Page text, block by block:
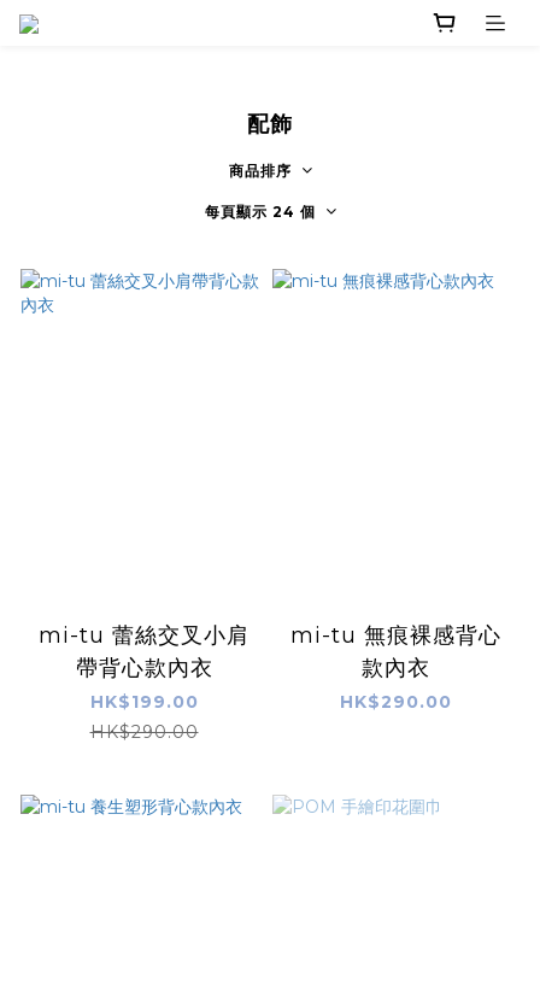
配飾
商品排序
每頁顯示 24 個
mi-tu 蕾絲交叉小肩
帶背心款內衣
HK$199.00
HK$290.00
mi-tu 無痕裸感背心
款內衣
HK$290.00